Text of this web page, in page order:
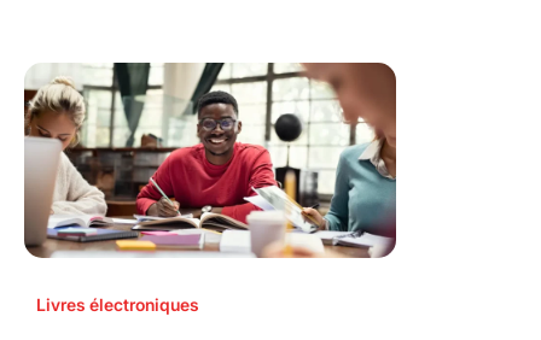
Livres électroniques